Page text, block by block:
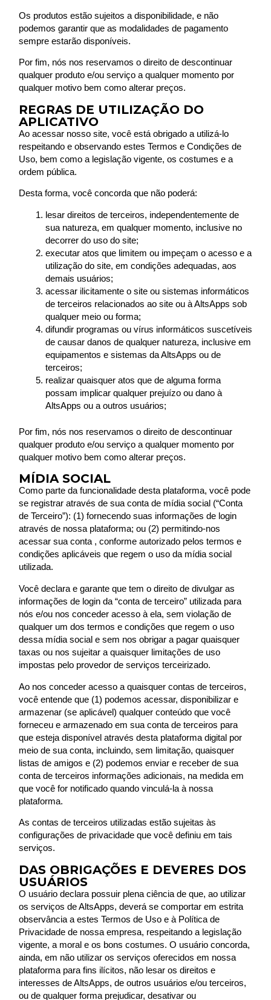
Os produtos estão sujeitos a disponibilidade, e não
podemos garantir que as modalidades de pagamento
sempre estarão disponíveis.
Por fim, nós nos reservamos o direito de descontinuar
qualquer produto e/ou serviço a qualquer momento por
qualquer motivo bem como alterar preços.
REGRAS DE UTILIZAÇÃO DO
APLICATIVO
Ao acessar nosso site, você está obrigado a utilizá-lo
respeitando e observando estes Termos e Condições de
Uso, bem como a legislação vigente, os costumes e a
ordem pública.
Desta forma, você concorda que não poderá:
lesar direitos de terceiros, independentemente de
sua natureza, em qualquer momento, inclusive no
decorrer do uso do site;
executar atos que limitem ou impeçam o acesso e a
utilização do site, em condições adequadas, aos
demais usuários;
acessar ilicitamente o site ou sistemas informáticos
de terceiros relacionados ao site ou à AltsApps sob
qualquer meio ou forma;
difundir programas ou vírus informáticos suscetíveis
de causar danos de qualquer natureza, inclusive em
equipamentos e sistemas da AltsApps ou de
terceiros;
realizar quaisquer atos que de alguma forma
possam implicar qualquer prejuízo ou dano à
AltsApps ou a outros usuários;
Por fim, nós nos reservamos o direito de descontinuar
qualquer produto e/ou serviço a qualquer momento por
qualquer motivo bem como alterar preços.
MÍDIA SOCIAL
Como parte da funcionalidade desta plataforma, você pode
se registrar através de sua conta de mídia social (“Conta
de Terceiro”): (1) fornecendo suas informações de login
através de nossa plataforma; ou (2) permitindo-nos
acessar sua conta , conforme autorizado pelos termos e
condições aplicáveis que regem o uso da mídia social
utilizada.
Você declara e garante que tem o direito de divulgar as
informações de login da “conta de terceiro” utilizada para
nós e/ou nos conceder acesso à ela, sem violação de
qualquer um dos termos e condições que regem o uso
dessa mídia social e sem nos obrigar a pagar quaisquer
taxas ou nos sujeitar a quaisquer limitações de uso
impostas pelo provedor de serviços terceirizado.
Ao nos conceder acesso a quaisquer contas de terceiros,
você entende que (1) podemos acessar, disponibilizar e
armazenar (se aplicável) qualquer conteúdo que você
forneceu e armazenado em sua conta de terceiros para
que esteja disponível através desta plataforma digital por
meio de sua conta, incluindo, sem limitação, quaisquer
listas de amigos e (2) podemos enviar e receber de sua
conta de terceiros informações adicionais, na medida em
que você for notificado quando vinculá-la à nossa
plataforma.
As contas de terceiros utilizadas estão sujeitas às
configurações de privacidade que você definiu em tais
serviços.
DAS OBRIGAÇÕES E DEVERES DOS
USUÁRIOS
O usuário declara possuir plena ciência de que, ao utilizar
os serviços de AltsApps, deverá se comportar em estrita
observância a estes Termos de Uso e à Política de
Privacidade de nossa empresa, respeitando a legislação
vigente, a moral e os bons costumes. O usuário concorda,
ainda, em não utilizar os serviços oferecidos em nossa
plataforma para fins ilícitos, não lesar os direitos e
interesses de AltsApps, de outros usuários e/ou terceiros,
ou de qualquer forma prejudicar, desativar ou